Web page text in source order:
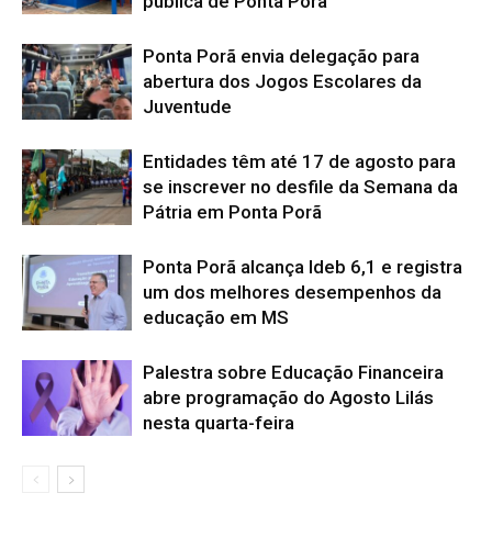
Ponta Porã envia delegação para
abertura dos Jogos Escolares da
Juventude
Entidades têm até 17 de agosto para
se inscrever no desfile da Semana da
Pátria em Ponta Porã
Ponta Porã alcança Ideb 6,1 e registra
um dos melhores desempenhos da
educação em MS
Palestra sobre Educação Financeira
abre programação do Agosto Lilás
nesta quarta-feira